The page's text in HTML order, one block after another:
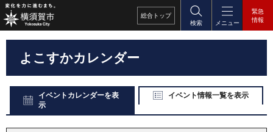
総合 トップ
検索
メニュー
緊急
情報
よこすかカレンダー
イベントカレンダーを表
示
イベント情報一覧を表示